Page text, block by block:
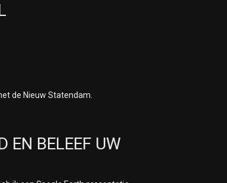
de Nieuw Statendam.
EN BELEEF UW